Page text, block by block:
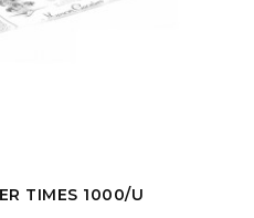
TIMES 1000/U